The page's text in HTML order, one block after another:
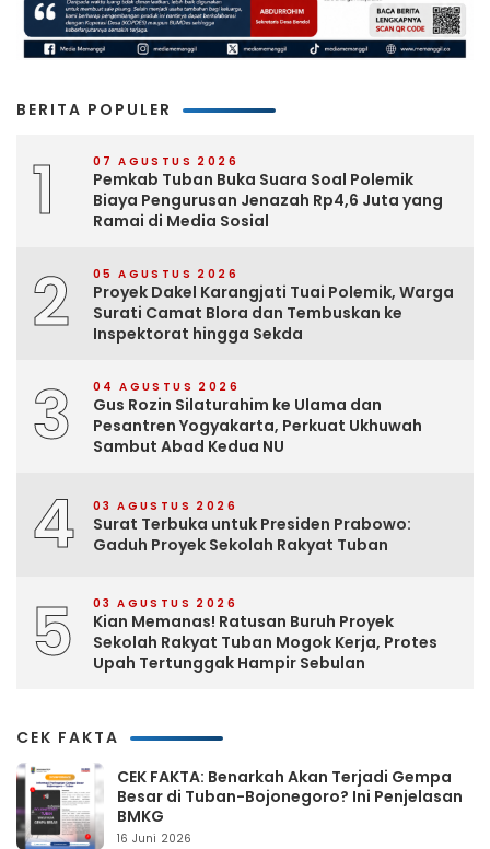
BERITA POPULER
1 07 AGUSTUS 2026
Pemkab Tuban Buka Suara Soal Polemik
Biaya Pengurusan Jenazah Rp4,6 Juta yang
Ramai di Media Sosial
2 05 AGUSTUS 2026
Proyek Dakel Karangjati Tuai Polemik, Warga
Surati Camat Blora dan Tembuskan ke
Inspektorat hingga Sekda
3 04 AGUSTUS 2026
Gus Rozin Silaturahim ke Ulama dan
Pesantren Yogyakarta, Perkuat Ukhuwah
Sambut Abad Kedua NU
4 03 AGUSTUS 2026
Surat Terbuka untuk Presiden Prabowo:
Gaduh Proyek Sekolah Rakyat Tuban
5 03 AGUSTUS 2026
Kian Memanas! Ratusan Buruh Proyek
Sekolah Rakyat Tuban Mogok Kerja, Protes
Upah Tertunggak Hampir Sebulan
CEK FAKTA
CEK FAKTA: Benarkah Akan Terjadi Gempa
Besar di Tuban-Bojonegoro? Ini Penjelasan
BMKG
16 Juni 2026